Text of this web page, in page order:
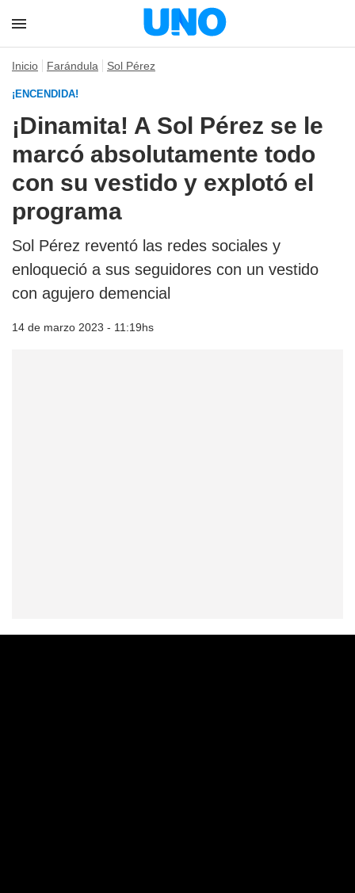
Inicio Farándula Sol Pérez
¡ENCENDIDA!
¡Dinamita! A Sol Pérez se le
marcó absolutamente todo
con su vestido y explotó el
programa
Sol Pérez reventó las redes sociales y
enloqueció a sus seguidores con un vestido
con agujero demencial
14 de marzo 2023 - 11:19hs